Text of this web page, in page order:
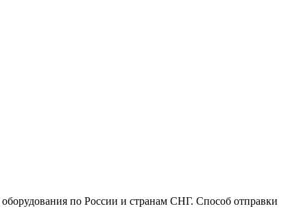
по России и странам СНГ. Способ отправки